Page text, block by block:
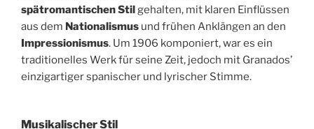
spätromantischen Stilgehalten, mit klaren Einflüssen
aus dem Nationalismus und frühen Anklängen an den
Impressionismus. Um 1906 komponiert, war es ein
traditionelles Werk für seine Zeit, jedoch mit Granados’
einzigartiger spanischer und lyrischer Stimme.
Musikalischer Stil